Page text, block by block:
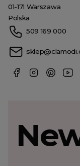
01-171 Warszawa
Polska
509 169 000